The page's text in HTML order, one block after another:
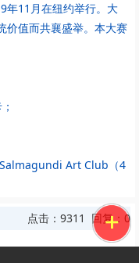
年11月在纽约举行。大
价值而共襄盛举。本大赛
Salmagundi Art Club（4
点击：9311 回复：0